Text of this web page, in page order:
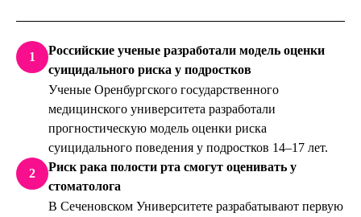
1
Российские ученые разработали модель оценки
суицидального риска у подростков
Ученые Оренбургского государственного
медицинского университета разработали
прогностическую модель оценки риска
суицидального поведения у подростков 14–17 лет.
2
Риск рака полости рта смогут оценивать у
стоматолога
В Сеченовском Университете разрабатывают первую